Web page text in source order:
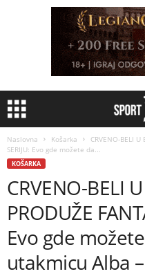
Naslovna Košarka
CRVENO-BELI U
SERIJU: Evo gde možete da...
KOŠARKA
CRVENO-BELI
PRODUŽE
Evo gde
utakmicu Alba